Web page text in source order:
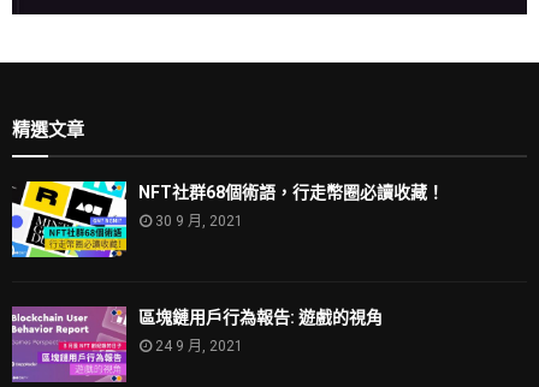
精選文章
NFT社群68個術語，行走幣圈必讀收藏！
30 9 月, 2021
區塊鏈用戶行為報告: 遊戲的視角
24 9 月, 2021